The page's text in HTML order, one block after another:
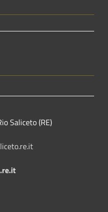
Saliceto (RE)